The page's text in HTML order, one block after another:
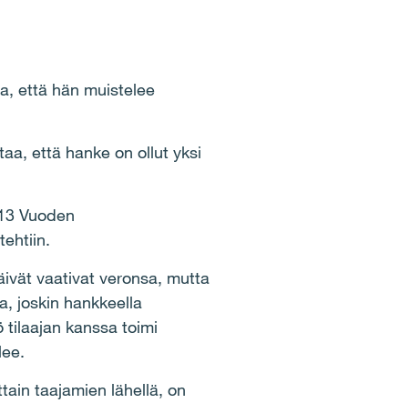
että hän muistelee
että hanke on ollut yksi
Vuoden
vaativat veronsa, mutta
joskin hankkeella
tilaajan kanssa toimi
taajamien lähellä, on